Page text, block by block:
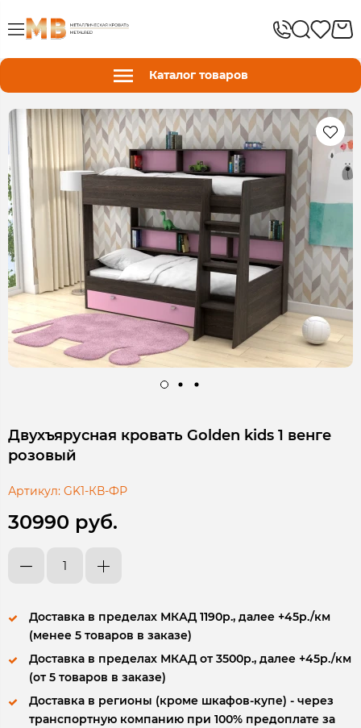
Каталог товаров
Двухъярусная кровать Golden kids 1 венге
розовый
Артикул: GK1-КВ-ФР
30990 руб.
Доставка в пределах МКАД 1190р., далее +45р./км
(менее 5 товаров в заказе)
Доставка в пределах МКАД от 3500р., далее +45р./км
(от 5 товаров в заказе)
Доставка в регионы (кроме шкафов-купе) - через
транспортную компанию при 100% предоплате за